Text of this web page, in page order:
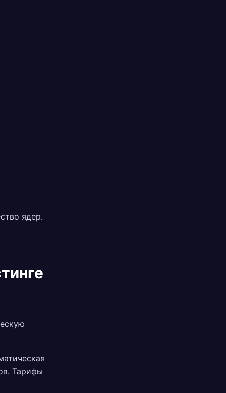
ядер.
Тарифы